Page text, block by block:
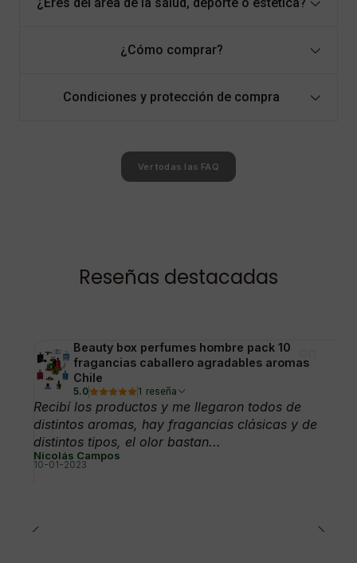
¿Eres del área de la salud, deporte o estética?
¿Cómo comprar?
Condiciones y protección de compra
Ver todas las FAQ
Reseñas destacadas
Beauty box perfumes hombre pack 10
fragancias caballero agradables aromas
Chile
5.0 1 reseña
Recibí los productos y me llegaron todos de
distintos aromas, hay fragancias clásicas y de
distintos tipos, el olor bastan...
Nicolás Campos
10-01-2023